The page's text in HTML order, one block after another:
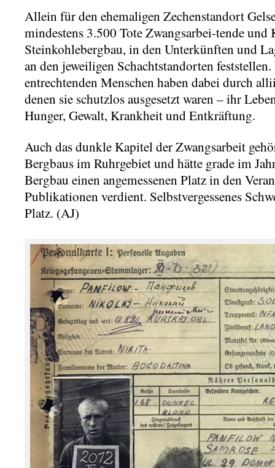
Allein für den ehemaligen Zechenstandort
mindestens 3.500 Tote Zwangsarbei-tende und
Steinkohlebergbau, in den Unterkünften und
an den jeweiligen Schachtstandorten
entrechtenden Menschen haben dabei durch
denen sie schutzlos ausgesetzt waren – ihr
Hunger, Gewalt, Krankheit und Entkräftung.
Auch das dunkle Kapitel der Zwangsarbeit
Bergbaus im Ruhrgebiet und hätte grade im
Bergbau einen angemessenen Platz in den
Publikationen verdient. Selbstvergessenes
Platz. (AJ)